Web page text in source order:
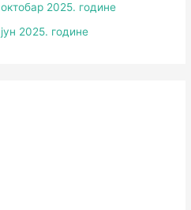
2025. године
2025. године